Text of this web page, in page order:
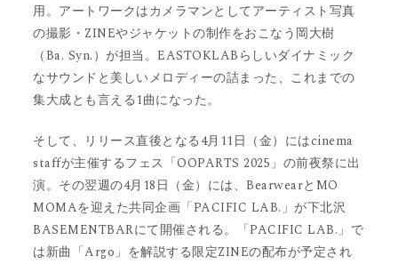
用。アートワークはカメラマンとしてアーティスト写真
の撮影・ZINEやジャケットの制作をおこなう岡大樹
（Ba. Syn.）が担当。EASTOKLABらしいダイナミック
なサウンドと美しいメロディーの詰まった、これまでの
集大成とも言える1曲になった。
そして、リリース直後となる4月11日（金）にはcinema
staffが主催するフェス「OOPARTS 2025」の前夜祭に出
演。その翌週の4月18日（金）には、BearwearとMO
MOMAを迎えた共同企画「PACIFIC LAB.」が下北沢
BASEMENTBARにて開催される。「PACIFIC LAB.」で
は新曲「Argo」を解説する限定ZINEの配布が予定され